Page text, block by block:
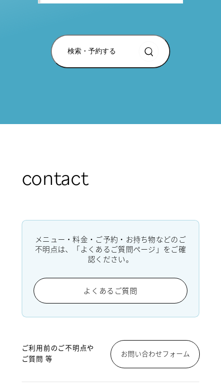
検索・予約する
contact
メニュー・料金・ご予約・お持ち物などのご
不明点は、「よくあるご質問ページ」をご確
認ください。
よくあるご質問
ご利用前のご不明点や
ご質問 等
お問い合わせフォーム